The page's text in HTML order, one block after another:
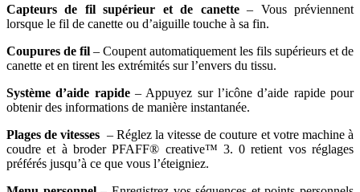
Capteurs de fil supérieur et de canette– Vous préviennent
lorsque le fil de canette ou d’aiguille touche à sa fin.
Coupures de fil – Coupent automatiquement les fils supérieurs et de
canette et en tirent les extrémités sur l’envers du tissu.
Système d’aide rapide– Appuyez sur l’icône d’aide rapide pour
obtenir des informations de manière instantanée.
Plages de vitesses – Réglez la vitesse de couture et votre machine à
coudre et à broder PFAFF® creative™ 3. 0 retient vos réglages
préférés jusqu’à ce que vous l’éteigniez.